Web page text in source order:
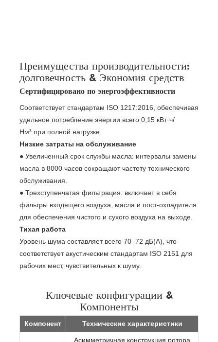
Преимущества производительности:
долговечность & Экономия средств
Сертифицировано по энергоэффективности
Соответствует стандартам ISO 1217:2016, обеспечивая
удельное потребление энергии всего 0,15 кВт·ч/
Нм³ при полной нагрузке.
Низкие затраты на обслуживание
● Увеличенный срок службы масла: интервалы замены
масла в 8000 часов сокращают частоту технического
обслуживания.
● Трехступенчатая фильтрация: включает в себя
фильтры входящего воздуха, масла и пост-охладителя
для обеспечения чистого и сухого воздуха на выходе.
Тихая работа
Уровень шума составляет всего 70–72 дБ(А), что
соответствует акустическим стандартам ISO 2151 для
рабочих мест, чувствительных к шуму.
Ключевые конфигурации &
Компоненты
Компонент Технические характеристики
Асимметричная конструкция ротора